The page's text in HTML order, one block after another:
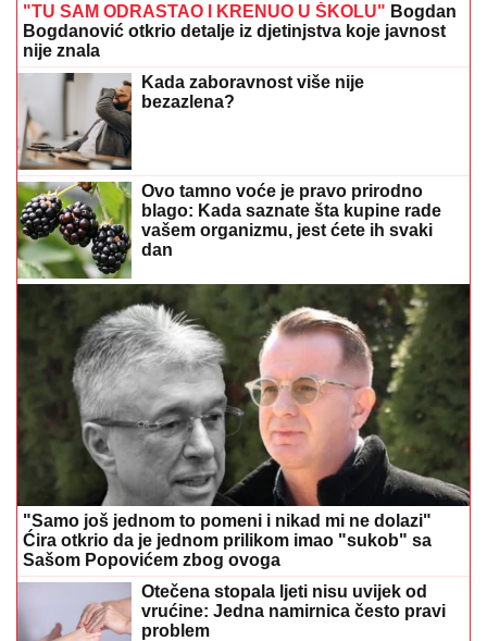
"TU SAM ODRASTAO I KRENUO U ŠKOLU" Bogdan
Bogdanović otkrio detalje iz djetinjstva koje javnost
nije znala
Kada zaboravnost više nije
bezazlena?
Ovo tamno voće je pravo prirodno
blago: Kada saznate šta kupine rade
vašem organizmu, jest ćete ih svaki
dan
"Samo još jednom to pomeni i nikad mi ne dolazi"
Ćira otkrio da je jednom prilikom imao "sukob" sa
Sašom Popovićem zbog ovoga
Otečena stopala ljeti nisu uvijek od
vrućine: Jedna namirnica često pravi
problem